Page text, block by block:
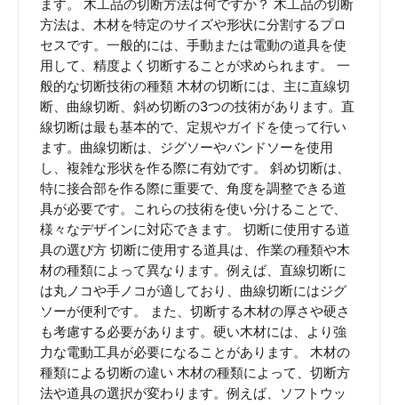
ます。 木工品の切断方法は何ですか？ 木工品の切断
方法は、木材を特定のサイズや形状に分割するプロ
セスです。一般的には、手動または電動の道具を使
用して、精度よく切断することが求められます。 一
般的な切断技術の種類 木材の切断には、主に直線切
断、曲線切断、斜め切断の3つの技術があります。直
線切断は最も基本的で、定規やガイドを使って行い
ます。曲線切断は、ジグソーやバンドソーを使用
し、複雑な形状を作る際に有効です。 斜め切断は、
特に接合部を作る際に重要で、角度を調整できる道
具が必要です。これらの技術を使い分けることで、
様々なデザインに対応できます。 切断に使用する道
具の選び方 切断に使用する道具は、作業の種類や木
材の種類によって異なります。例えば、直線切断に
は丸ノコや手ノコが適しており、曲線切断にはジグ
ソーが便利です。 また、切断する木材の厚さや硬さ
も考慮する必要があります。硬い木材には、より強
力な電動工具が必要になることがあります。 木材の
種類による切断の違い 木材の種類によって、切断方
法や道具の選択が変わります。例えば、ソフトウッ